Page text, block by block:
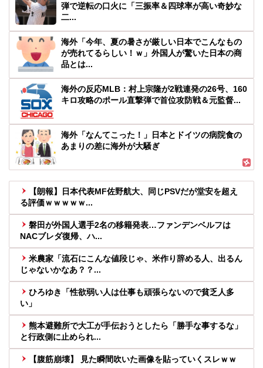
弾で逆転の口火に「三振率＆四球率が高い奇妙な
二...
海外「今年、夏の暑さが厳しい日本でこんなもの
が売れてるらしい！ｗ」外国人が驚いた日本の商
品とは...
海外の反応MLB：村上宗隆が2戦連発の26号、160
キロ攻略のポール直撃弾で首位攻防戦＆元監督...
海外「なんてこった！」日本とドイツの病院食の
あまりの差に海外が大騒ぎ
【朗報】日本代表MF佐野航大、同じPSVだが堂安を超え
る評価ｗｗｗｗｗ...
磐田が外国人選手2名の移籍発表…ファンデンベルフは
NACブレダ復帰、ハ...
米農家「流石にこんな値段じゃ、米作り辞める人、出るん
じゃないかなあ？？...
ひろゆき「性欲弱い人は仕事も頑張らないので貧乏人多
い」
熊本避難所で大工が手伝おうとしたら「勝手な事するな」
と行政側に止められ...
【腹筋崩壊】 見た瞬間吹いた画像を貼っていくスレｗｗ